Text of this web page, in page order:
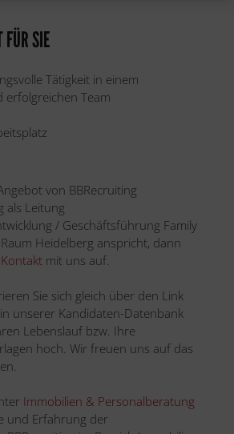
FÜR SIE
Tätigkeit in einem
erfolgreichen Team
von BBRecruiting
als Leitung
/ Geschäftsführung Family
Heidelberg anspricht, dann
Kontakt mit uns auf.
Sie sich gleich über den Link
in unserer Kandidaten-Datenbank
Lebenslauf bzw. Ihre
hoch. Wir freuen uns auf das
Immobilien & Personalberatung
und Erfahrung der